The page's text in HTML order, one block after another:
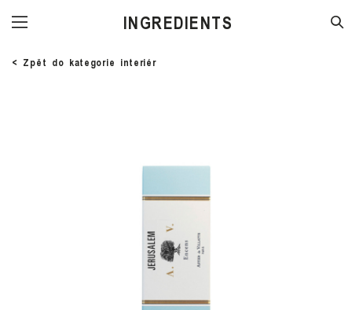
STORE
< Zpět do kategorie interiér